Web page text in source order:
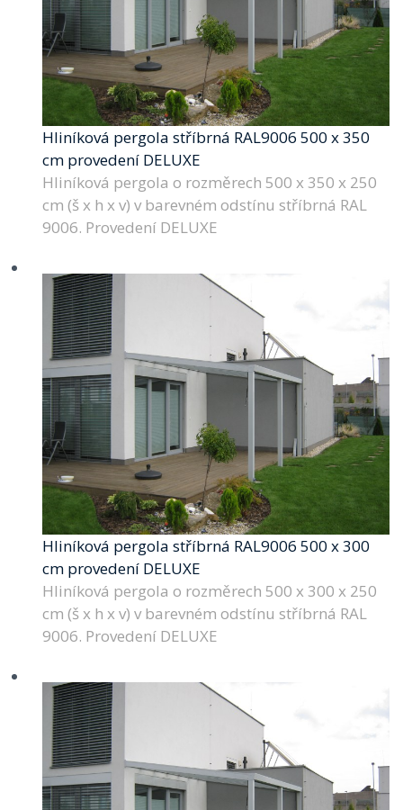
Hliníková pergola stříbrná RAL9006 500 x 350
cm provedení DELUXE
Hliníková pergola o rozměrech 500 x 350 x 250
cm (š x h x v) v barevném odstínu stříbrná RAL
9006. Provedení DELUXE
Hliníková pergola stříbrná RAL9006 500 x 300
cm provedení DELUXE
Hliníková pergola o rozměrech 500 x 300 x 250
cm (š x h x v) v barevném odstínu stříbrná RAL
9006. Provedení DELUXE